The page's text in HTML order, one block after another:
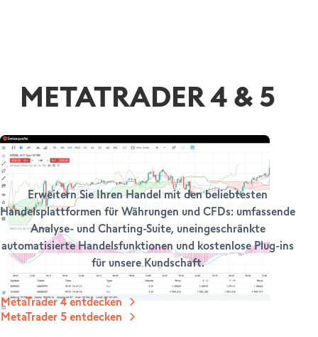
METATRADER 4 & 5
Erweitern Sie Ihren Handel mit den beliebtesten
Handelsplattformen für Währungen und CFDs: umfassende
Analyse- und Charting-Suite, uneingeschränkte
automatisierte Handelsfunktionen und kostenlose Plug-ins
für unsere Kundschaft.
MetaTrader 4 entdecken
MetaTrader 5 entdecken